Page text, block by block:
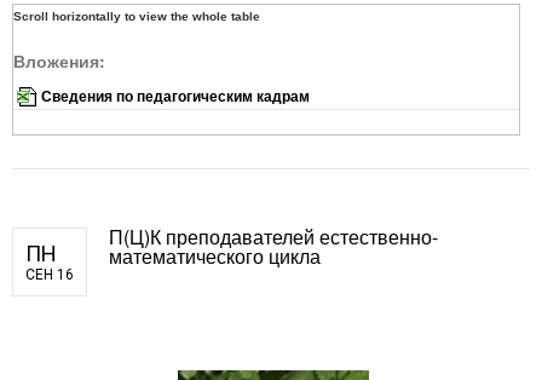
Вложения:
Сведения по педагогическим кадрам
ПН
СЕН 16
П(Ц)К преподавателей естественно-
математического цикла